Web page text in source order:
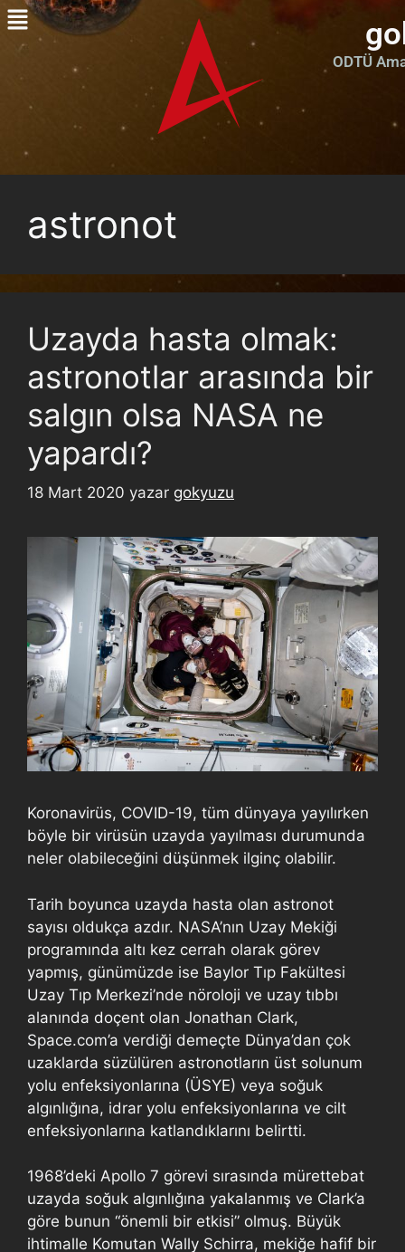
ODTÜ
astronot
Uzayda hasta olmak:
astronotlar arasında bir
salgın olsa NASA ne
yapardı?
18 Mart 2020 yazar gokyuzu
Koronavirüs, COVID-19, tüm dünyaya yayılırken
böyle bir virüsün uzayda yayılması durumunda
neler olabileceğini düşünmek ilginç olabilir.
Tarih boyunca uzayda hasta olan astronot
sayısı oldukça azdır. NASA’nın Uzay Mekiği
programında altı kez cerrah olarak görev
yapmış, günümüzde ise Baylor Tıp Fakültesi
Uzay Tıp Merkezi’nde nöroloji ve uzay tıbbı
alanında doçent olan Jonathan Clark,
Space.com’a verdiği demeçte Dünya’dan çok
uzaklarda süzülüren astronotların üst solunum
yolu enfeksiyonlarına (ÜSYE) veya soğuk
algınlığına, idrar yolu enfeksiyonlarına ve cilt
enfeksiyonlarına katlandıklarını belirtti.
1968’deki Apollo 7 görevi sırasında mürettebat
uzayda soğuk algınlığına yakalanmış ve Clark’a
göre bunun “önemli bir etkisi” olmuş. Büyük
ihtimalle Komutan Wally Schirra, mekiğe hafif bir